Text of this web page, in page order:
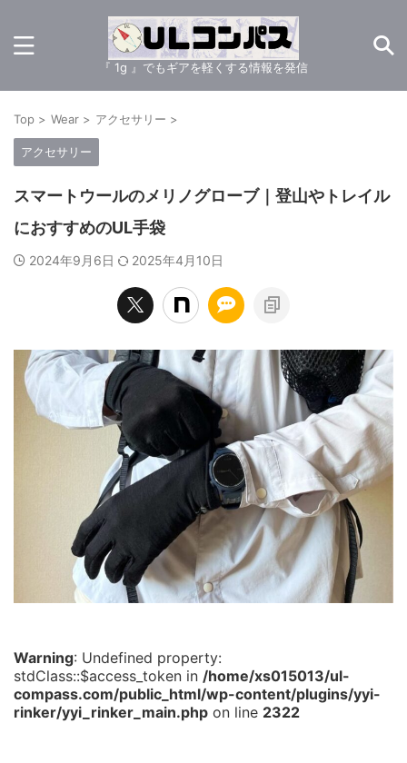
『 1g 』でもギアを軽くする情報を発信
Top > Wear > アクセサリー >
アクセサリー
スマートウールのメリノグローブ｜登山やトレイル
におすすめのUL手袋
2024年9月6日 2025年4月10日
Warning: Undefined property:
stdClass::$access_token in /home/xs015013/ul-
compass.com/public_html/wp-content/plugins/yyi-
rinker/yyi_rinker_main.php on line 2322